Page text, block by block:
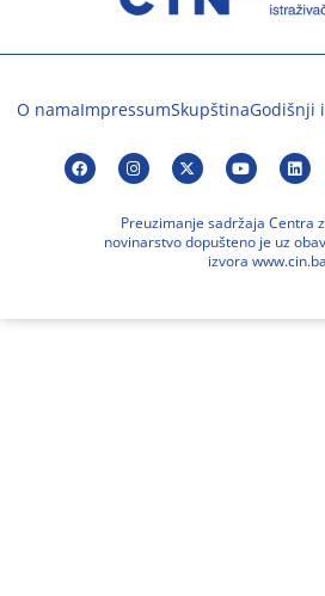
O namaImpressumSkupštinaGodišnji
Preuzimanje sadržaja Centra
novinarstvo dopušteno je uz
izvora www.cin.ba